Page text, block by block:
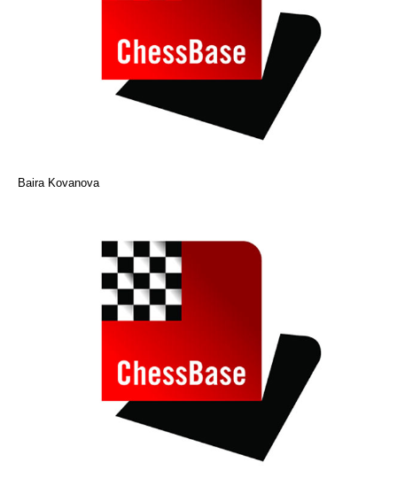
Baira Kovanova